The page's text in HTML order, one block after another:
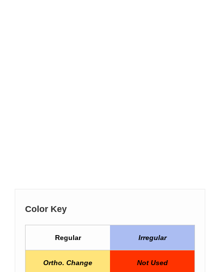
Color Key
Regular Irregular
Ortho. Change Not Used